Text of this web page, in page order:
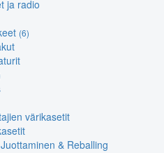
ja radio
(6)
värikasetit
Juottaminen & Reballing